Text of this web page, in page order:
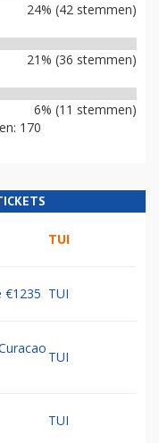
24% (42 stemmen)
21% (36 stemmen)
6% (11 stemmen)
170
TUI
€1235 TUI
TUI
TUI